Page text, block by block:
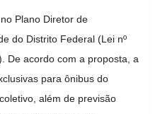
Plano Diretor de
do Distrito Federal (Lei nº
De acordo com a proposta, a
para ônibus do
além de previsão